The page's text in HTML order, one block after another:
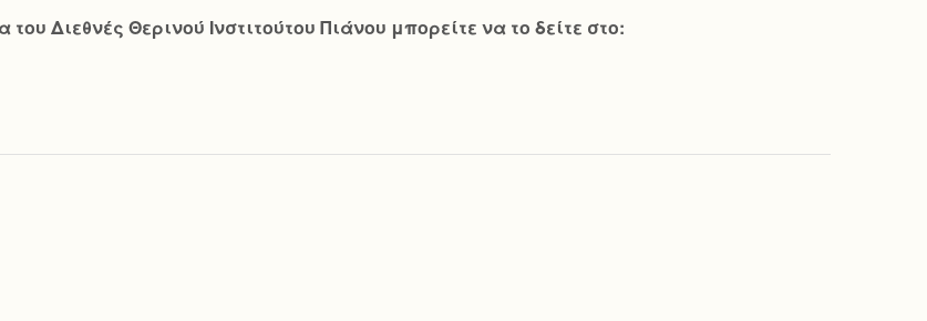
Διεθνές Θερινού Ινστιτούτου Πιάνου μπορείτε να το δείτε στο: